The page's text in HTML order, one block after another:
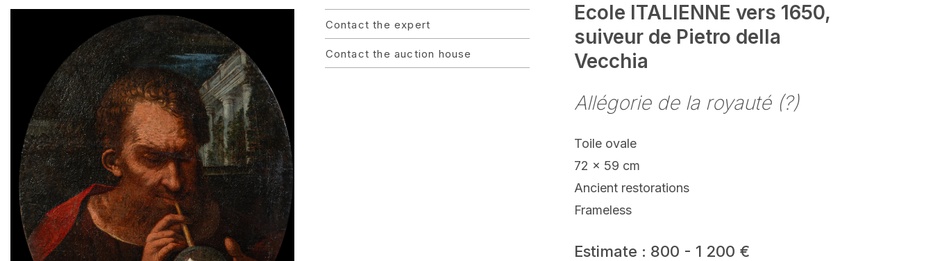
Contact the expert
Contact the auction house
Ecole ITALIENNE vers 1650,
suiveur de Pietro della
Vecchia
Allégorie de la royauté (?)
Toile ovale
72 x 59 cm
Ancient restorations
Frameless
Estimate : 800 - 1 200 €